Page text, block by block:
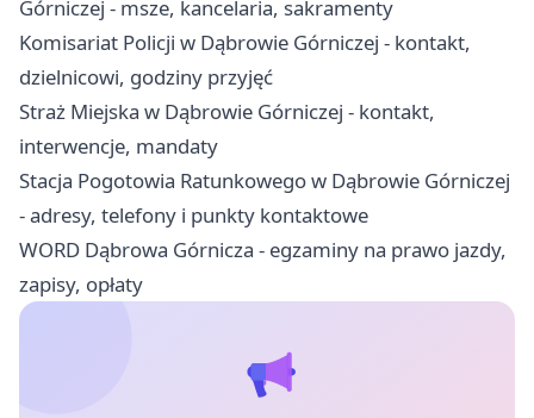
Górniczej - msze, kancelaria, sakramenty
Komisariat Policji w Dąbrowie Górniczej - kontakt,
dzielnicowi, godziny przyjęć
Straż Miejska w Dąbrowie Górniczej - kontakt,
interwencje, mandaty
Stacja Pogotowia Ratunkowego w Dąbrowie Górniczej
- adresy, telefony i punkty kontaktowe
WORD Dąbrowa Górnicza - egzaminy na prawo jazdy,
zapisy, opłaty